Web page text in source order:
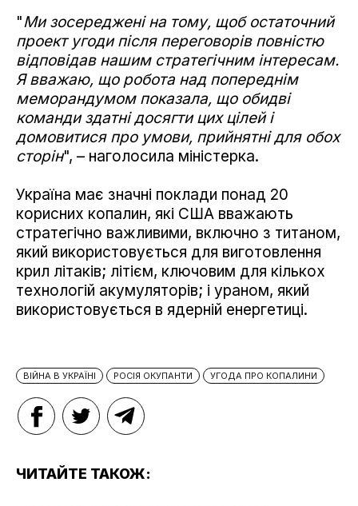
"Ми зосереджені на тому, щоб остаточний
проект угоди після переговорів повністю
відповідав нашим стратегічним інтересам.
Я вважаю, що робота над попереднім
меморандумом показала, що обидві
команди здатні досягти цих цілей і
домовитися про умови, прийнятні для обох
сторін", – наголосила міністерка.
Україна має значні поклади понад 20
корисних копалин, які США вважають
стратегічно важливими, включно з титаном,
який використовується для виготовлення
крил літаків; літієм, ключовим для кількох
технологій акумуляторів; і ураном, який
використовується в ядерній енергетиці.
ВІЙНА В УКРАЇНІ РОСІЯ ОКУПАНТИ УГОДА ПРО КОПАЛИНИ
ЧИТАЙТЕ ТАКОЖ: